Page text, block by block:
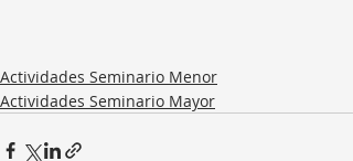
Actividades Seminario Menor
Actividades Seminario Mayor